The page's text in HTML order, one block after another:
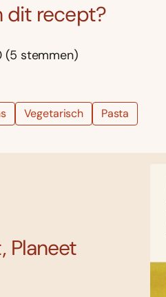
dit recept?
(5 stemmen)
Vegetarisch Pasta
Planeet